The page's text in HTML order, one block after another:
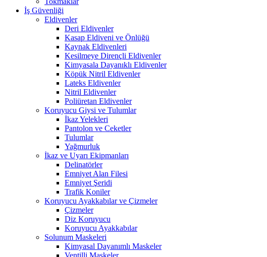
İş Güvenliği
Eldivenler
Deri Eldivenler
Kasap Eldiveni ve Önlüğü
Kaynak Eldivenleri
Kesilmeye Dirençli Eldivenler
Kimyasala Dayanıklı Eldivenler
Köpük Nitril Eldivenler
Lateks Eldivenler
Nitril Eldivenler
Poliüretan Eldivenler
Koruyucu Giysi ve Tulumlar
İkaz Yelekleri
Pantolon ve Ceketler
Tulumlar
Yağmurluk
İkaz ve Uyarı Ekipmanları
Delinatörler
Emniyet Alan Filesi
Emniyet Şeridi
Trafik Koniler
Koruyucu Ayakkabılar ve Çizmeler
Çizmeler
Diz Koruyucu
Koruyucu Ayakkabılar
Solunum Maskeleri
Kimyasal Dayanımlı Maskeler
Ventilli Maskeler